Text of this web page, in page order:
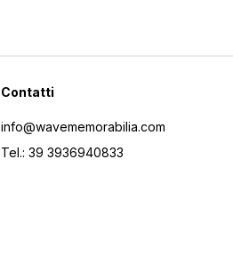
Contatti
info@wavememorabilia.com
Tel.: 39 3936940833